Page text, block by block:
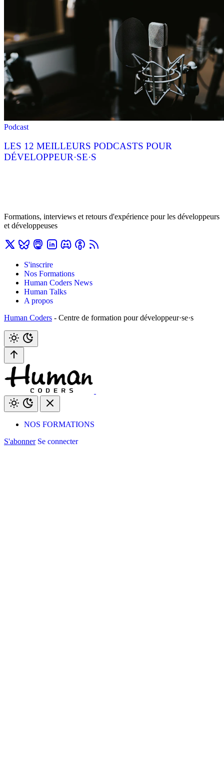
Podcast
LES 12 MEILLEURS PODCASTS POUR
DÉVELOPPEUR·SE·S
Formations, interviews et retours d'expérience pour les développeurs
et développeuses
S'inscrire
Nos Formations
Human Coders News
Human Talks
A propos
Human Coders - Centre de formation pour développeur·se·s
NOS FORMATIONS
S'abonner Se connecter